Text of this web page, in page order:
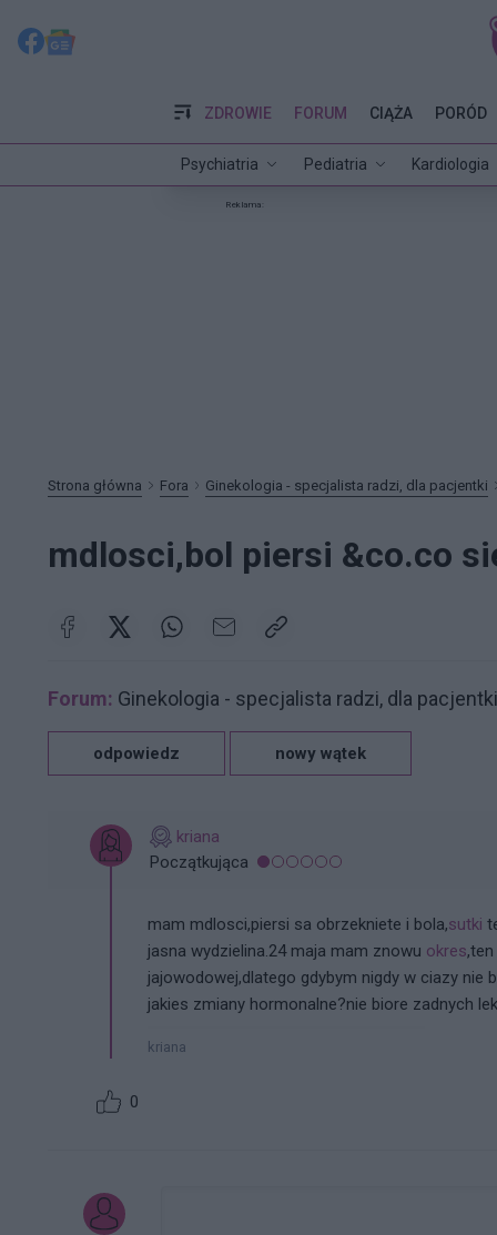
ZDROWIE
Psychiatria Pediatria Kardiologia
FORUM CIĄŻA PORÓD
Reklama:
Strona główna Fora Ginekologia - specjalista radzi, dla pacjentki
mdlosci,bol piersi &co.co
Forum: Ginekologia - specjalista radzi, dla pacjentki
odpowiedz nowy wątek
kriana
Początkująca
mam mdlosci,piersi sa obrzekniete i bola,sutki
jasna wydzielina.24 maja mam znowu okres
jajowodowej,dlatego gdybym nigdy w ciazy nie
jakies zmiany hormonalne?nie biore zadnych
kriana
0